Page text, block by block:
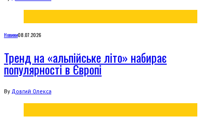
Новини08.07.2026
Тренд на «альпійське літо» набирає
популярності в Європі
By Довгий Олекса